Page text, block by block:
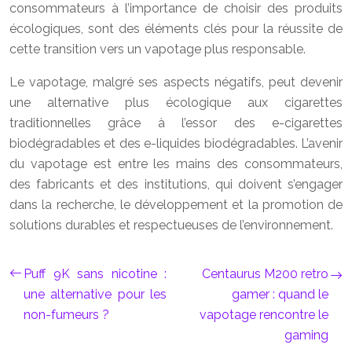
consommateurs à l’importance de choisir des produits
écologiques, sont des éléments clés pour la réussite de
cette transition vers un vapotage plus responsable.
Le vapotage, malgré ses aspects négatifs, peut devenir
une alternative plus écologique aux cigarettes
traditionnelles grâce à l’essor des e-cigarettes
biodégradables et des e-liquides biodégradables. L’avenir
du vapotage est entre les mains des consommateurs,
des fabricants et des institutions, qui doivent s’engager
dans la recherche, le développement et la promotion de
solutions durables et respectueuses de l’environnement.
Puff 9K sans nicotine :
une alternative pour les
non-fumeurs ?
Centaurus M200 retro
gamer : quand le
vapotage rencontre le
gaming